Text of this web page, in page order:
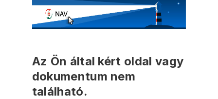
Az Ön által kért oldal vagy
dokumentum nem
található.